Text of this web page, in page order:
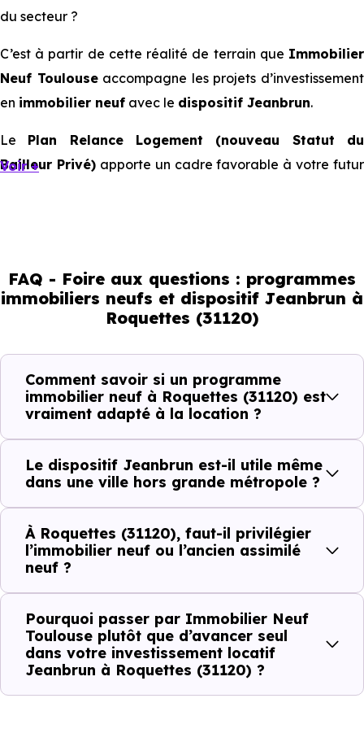
du secteur ?
C’est à partir de cette réalité de terrain que Immobilier
Neuf Toulouseaccompagne les projets d’investissement
en immobilier neuf avec le dispositif Jeanbrun.
Le Plan Relance Logement (nouveau Statut du
Bailleur Privé)apporte un cadre favorable à votre futur
comportent pas de la même manière, tous les logements
ne répondent pas à la même demande, et toutes les
résidences n’offrent pas le même potentiel locatif.
Avant la fiscalité, une question
simple : quelle est la pertinence de
votre projet d’investissement
locatif avec le dispositif Jeanbrun
à Roquettes (31120) ?
À
investissement
locatifse lit à travers plusieurs critères concrets :
Critères de terrain à considérer pour votre
investissement immobilier avec le dispositif
Jeanbrun
Voir +
FAQ - Foire aux questions : programmes
immobiliers neufs et dispositif Jeanbrun à
Roquettes (31120)
Comment savoir si un programme
immobilier neuf à Roquettes (31120) est
vraiment adapté à la location ?
Le dispositif Jeanbrun est-il utile même
dans une ville hors grande métropole ?
À Roquettes (31120), faut-il privilégier
l’immobilier neuf ou l’ancien assimilé
neuf ?
Pourquoi passer par Immobilier Neuf
Toulouse plutôt que d’avancer seul
dans votre investissement locatif
Jeanbrun à Roquettes (31120) ?